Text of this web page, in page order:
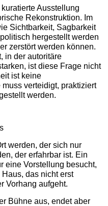
Ausstellung
Rekonstruktion. Im
Sichtbarkeit, Sagbarkeit
hergestellt werden
zerstört werden können.
in der autoritäre
ist diese Frage nicht
ist keine
verteidigt, praktiziert
werden.
werden, der sich nur
der erfahrbar ist. Ein
eine Vorstellung besucht,
das nicht erst
Vorhang aufgeht.
Bühne aus, endet aber